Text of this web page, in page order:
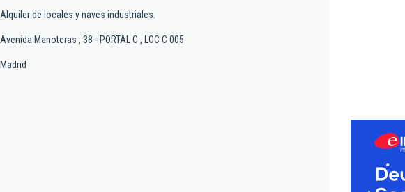
Alquiler de locales y naves industriales.
Avenida Manoteras , 38 - PORTAL C , LOC C 005
Madrid